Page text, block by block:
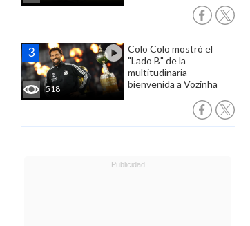
518
Colo Colo mostró el
"Lado B" de la
multitudinaria
bienvenida a Vozinha